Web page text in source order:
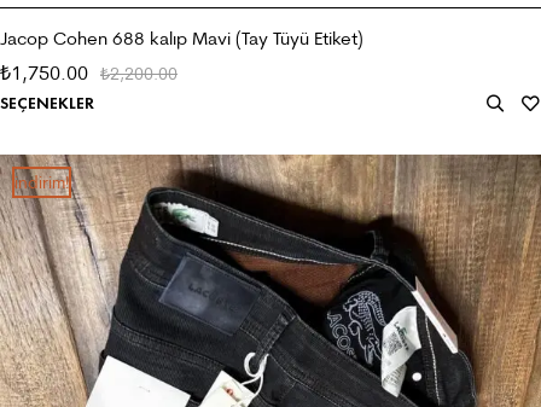
Jacop Cohen 688 kalıp Mavi (Tay Tüyü Etiket)
₺2,200.00
₺1,750.00
SEÇENEKLER
i̇ndirim!